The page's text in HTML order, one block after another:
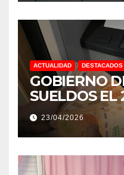
ACTUALIDAD DESTACADOS
GOBIERNO
SUELDOS EL
ABRIL, CON
AUMENTO
23/04/2026